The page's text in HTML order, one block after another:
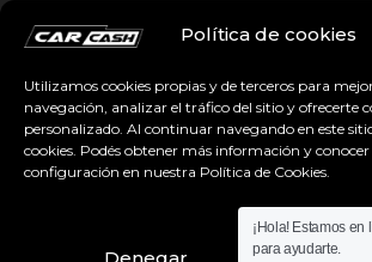
Política de cookies
Utilizamos cookies propias y de terceros para
navegación, analizar el tráfico del sitio y ofrecerte
personalizado. Al continuar navegando en este
cookies. Podés obtener más información y
configuración en nuestra Política de Cookies.
Denegar
0KM
VENDER
SUCURSALES
¡Hola! Estamos en
para ayudarte.